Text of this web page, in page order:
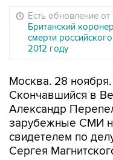
Есть обновление от
Британский
смерти
2012 году
Москва. 28 ноября.
Скончавшийся в
Александр
зарубежные СМИ
свидетелем по
Сергея